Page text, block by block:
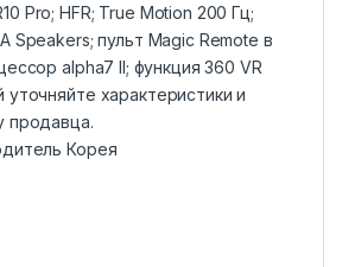
Pro; HFR; True Motion 200 Гц;
Speakers; пульт Magic Remote в
alpha7 II; функция 360 VR
характеристики и
продавца.
Корея